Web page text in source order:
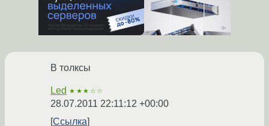
В толксы
Led ★★★☆☆
28.07.2011 22:11:12 +00:00
Ссылка